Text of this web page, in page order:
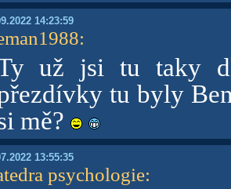
14:23:59
:
už jsi tu taky
tu byly
mě?
13:55:35
psychologie: